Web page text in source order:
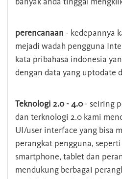
perencanaan - kedepannya
mejadi wadah pengguna
kata pribahasa indonesia
dengan data yang uptodate
Teknologi 2.0 - 4.0- seiring
dan terknologi 2.0 kami
UI/user interface yang bisa
perangkat pengguna,
smartphone, tablet dan
mendukung berbagai